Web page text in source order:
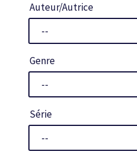
Auteur/Autrice
Genre
Série